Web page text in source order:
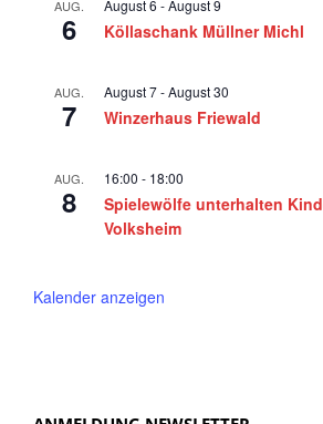
AUG.
6
August 6 -August 9
Köllaschank Müllner Michl
AUG.
7
August 7-August 30
Winzerhaus Friewald
AUG.
8
16:00 - 18:00
Spielewölfe unterhalten
Volksheim
Kalender anzeigen